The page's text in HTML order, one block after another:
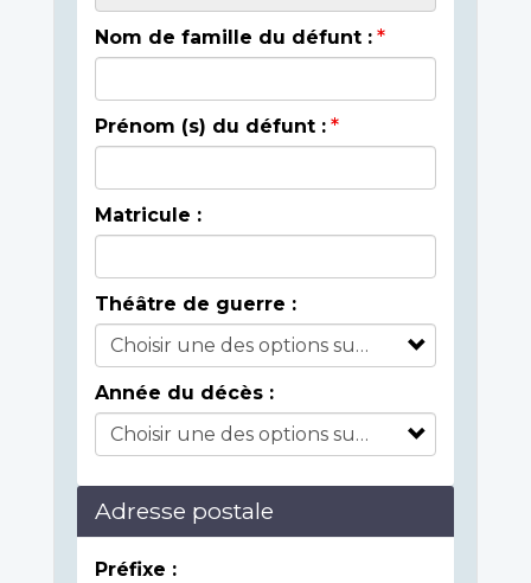
Nom de famille du défunt :
Prénom (s) du défunt :
Matricule :
Théâtre de guerre :
Année du décès :
Adresse postale
Préfixe :